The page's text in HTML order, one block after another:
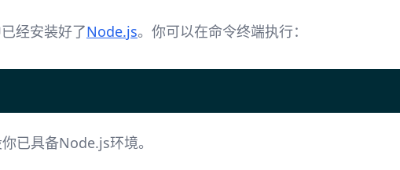
经安装好了Node.js。你可以在命令终端执行：
已具备Node.js环境。